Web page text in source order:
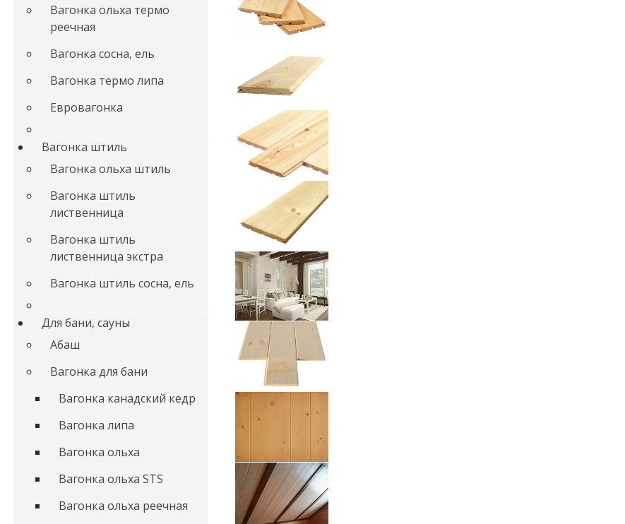
Вагонка ольха термо
реечная
Вагонка сосна, ель
Вагонка термо липа
Евровагонка
Вагонка штиль
Вагонка ольха штиль
Вагонка штиль
лиственница
Вагонка штиль
лиственница экстра
Вагонка штиль сосна, ель
Для бани, сауны
Абаш
Вагонка для бани
Вагонка канадский кедр
Вагонка липа
Вагонка ольха
Вагонка ольха STS
Вагонка ольха реечная